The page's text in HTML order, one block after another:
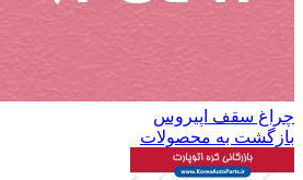
چراغ سقف اپیروس
بازگشت به محصولات